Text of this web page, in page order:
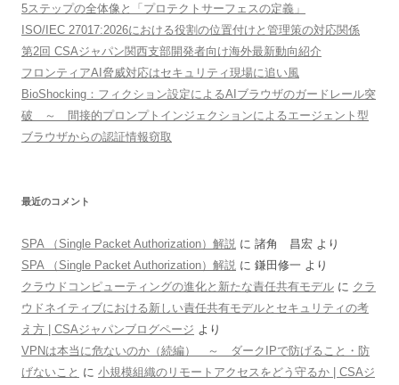
5ステップの全体像と「プロテクトサーフェスの定義」
ISO/IEC 27017:2026における役割の位置付けと管理策の対応関係
第2回 CSAジャパン関西支部開発者向け海外最新動向紹介
フロンティアAI脅威対応はセキュリティ現場に追い風
BioShocking：フィクション設定によるAIブラウザのガードレール突
破 ～ 間接的プロンプトインジェクションによるエージェント型
ブラウザからの認証情報窃取
最近のコメント
SPA （Single Packet Authorization）解説 に 諸角 昌宏 より
SPA （Single Packet Authorization）解説 に 鎌田修一 より
クラウドコンピューティングの進化と新たな責任共有モデル に クラ
ウドネイティブにおける新しい責任共有モデルとセキュリティの考
え方 | CSAジャパンブログページ より
VPNは本当に危ないのか（続編） ～ ダークIPで防げること・防
げないこと に 小規模組織のリモートアクセスをどう守るか | CSAジ